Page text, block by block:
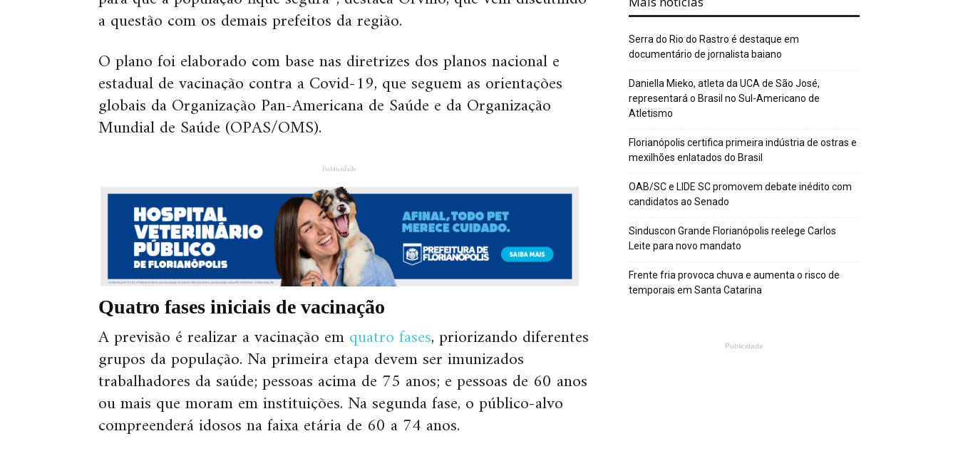
a questão com os demais prefeitos da região.
O plano foi elaborado com base nas diretrizes dos planos nacional e
estadual de vacinação contra a Covid-19, que seguem as orientações
globais da Organização Pan-Americana de Saúde e da Organização
Mundial de Saúde (OPAS/OMS).
Publicidade
Quatro fases iniciais de vacinação
A previsão é realizar a vacinação emquatro fases, priorizando diferentes
grupos da população. Na primeira etapa devem ser imunizados
trabalhadores da saúde; pessoas acima de 75 anos; e pessoas de 60 anos
ou mais que moram em instituições. Na segunda fase, o público-alvo
compreenderá idosos na faixa etária de 60 a 74 anos.
Serra do Rio do Rastro é destaque em
documentário de jornalista baiano
Daniella Mieko, atleta da UCA de São José,
representará o Brasil no Sul-Americano de
Atletismo
Florianópolis certifica primeira indústria de ostras e
mexilhões enlatados do Brasil
OAB/SC e LIDE SC promovem debate inédito com
candidatos ao Senado
Sinduscon Grande Florianópolis reelege Carlos
Leite para novo mandato
Frente fria provoca chuva e aumenta o risco de
temporais em Santa Catarina
Publicidade